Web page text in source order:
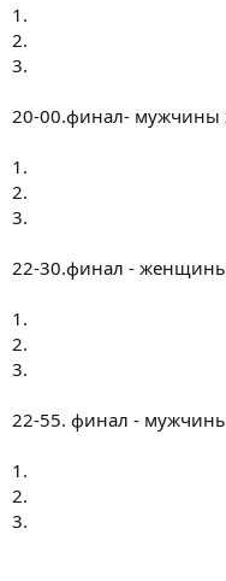
1.
2.
3.
20-00.финал- мужчины
1.
2.
3.
22-30.финал -
1.
2.
3.
22-55. финал -
1.
2.
3.